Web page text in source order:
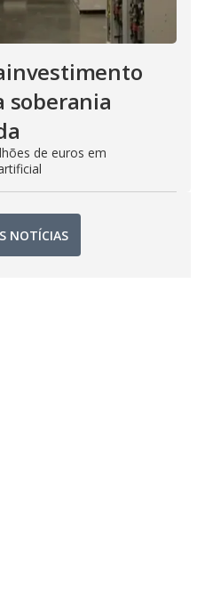
soberania
de euros em
NOTÍCIAS